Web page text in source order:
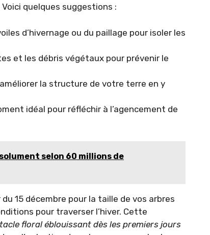
quelques suggestions :
d’hivernage ou du paillage pour isoler les
et les débris végétaux pour prévenir le
la structure de votre terre en y
idéal pour réfléchir à l’agencement de
selon 60 millions de
15 décembre pour la taille de vos arbres
pour traverser l’hiver. Cette
floral éblouissant dès les premiers jours